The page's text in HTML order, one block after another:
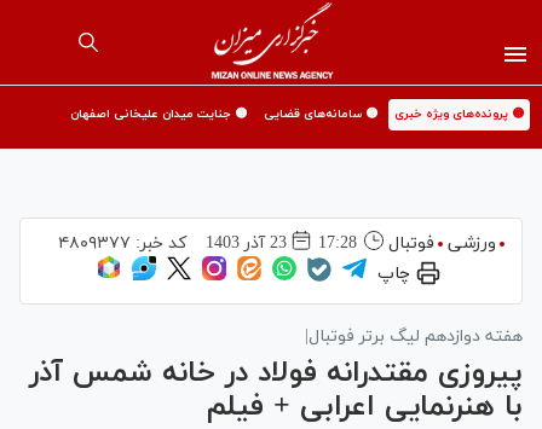
🟡 پرونده‌های ویژه خبری 🟡 سامانه‌های قضایی 🟡 جنایت میدان علیخانی اصفهان
ورزشی فوتبال 17:28 23 آذر 1403 کد خبر: ۴۸۰۹۳۷۷
چاپ
هفته دوازدهم لیگ برتر فوتبال|
پیروزی مقتدرانه فولاد در خانه شمس آذر
با هنرنمایی اعرابی + فیلم